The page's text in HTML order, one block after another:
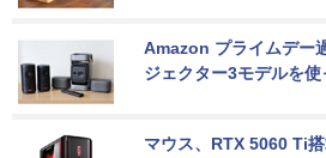
Amazon プライムデー
ジェクター3モデルを使
マウス、RTX 5060 Ti